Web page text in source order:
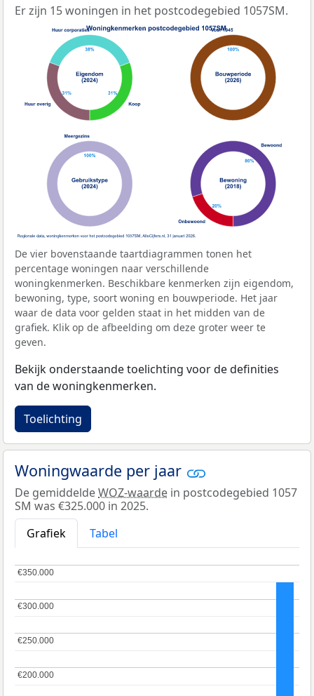
Er zijn 15 woningen in het postcodegebied 1057SM.
De vier bovenstaande taartdiagrammen tonen het
percentage woningen naar verschillende
woningkenmerken. Beschikbare kenmerken zijn eigendom,
bewoning, type, soort woning en bouwperiode. Het jaar
waar de data voor gelden staat in het midden van de
grafiek. Klik op de afbeelding om deze groter weer te
geven.
Bekijk onderstaande toelichting voor de definities
van de woningkenmerken.
Toelichting
Woningwaarde per jaar
De gemiddeldeWOZ-waarde in postcodegebied 1057
SM was €325.000 in 2025.
Grafiek
Tabel
€200.000
€200.000
€250.000
€250.000
€300.000
€300.000
€350.000
€350.000